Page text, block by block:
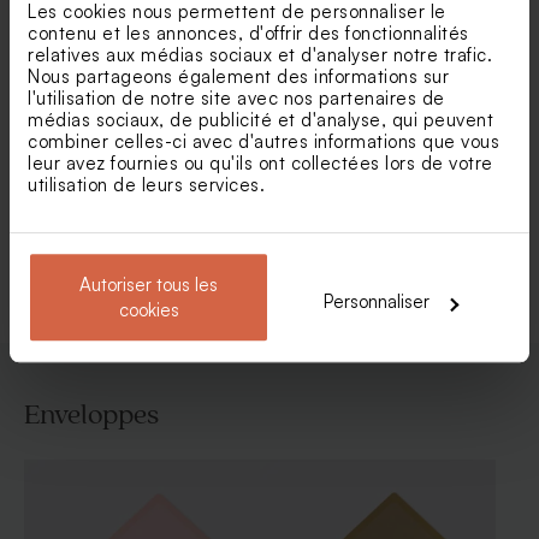
Les cookies nous permettent de personnaliser le
contenu et les annonces, d'offrir des fonctionnalités
relatives aux médias sociaux et d'analyser notre trafic.
Nous partageons également des informations sur
l'utilisation de notre site avec nos partenaires de
médias sociaux, de publicité et d'analyse, qui peuvent
combiner celles-ci avec d'autres informations que vous
leur avez fournies ou qu'ils ont collectées lors de votre
utilisation de leurs services.
Autoriser tous les
cookies
Personnaliser
Carte invitation anniversaire
rayée bleue effet vintage
Carte invitation anniversaire
ticket V.I.P
Voir toute la collection Invitation fête
Enveloppes